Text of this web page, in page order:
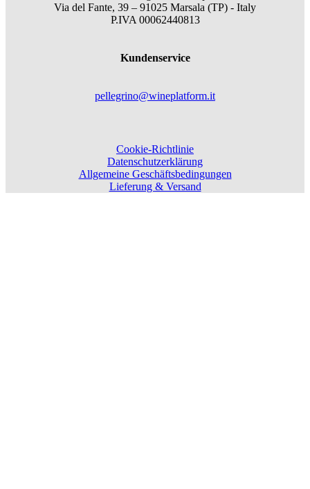
Via del Fante, 39 – 91025 Marsala (TP) - Italy
P.IVA 00062440813
Kundenservice
pellegrino@wineplatform.it
Cookie-Richtlinie
Datenschutzerklärung
Allgemeine Geschäftsbedingungen
Lieferung & Versand